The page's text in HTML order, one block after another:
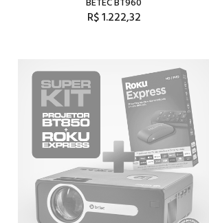
BETEC BT960
R$ 1.222,32